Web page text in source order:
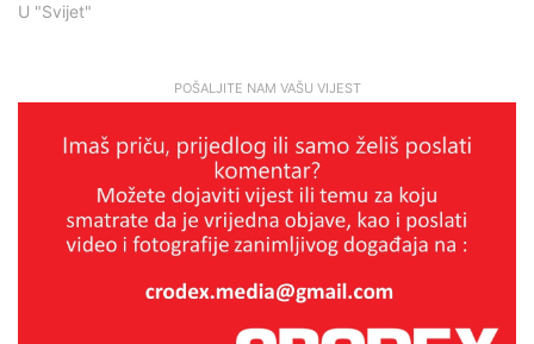
U "Svijet"
POŠALJITE NAM VAŠU VIJEST